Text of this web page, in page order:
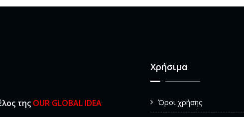
της OUR GLOBAL IDEA
Χρήσιμα
Όροι χρήσης